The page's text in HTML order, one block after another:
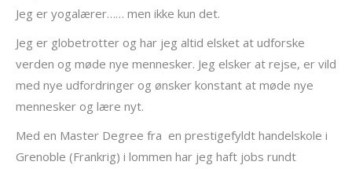
Jeg er yogalærer…… men ikke kun det.
Jeg er globetrotter og har jeg altid elsket at udforske
verden og møde nye mennesker. Jeg elsker at rejse, er vild
med nye udfordringer og ønsker konstant at møde nye
mennesker og lære nyt.
Med en Master Degree fra en prestigefyldt handelskole i
Grenoble (Frankrig) i lommen har jeg haft jobs rundt